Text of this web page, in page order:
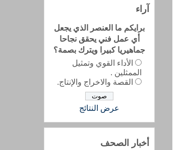
آراء
برايكم ما العنصر الذي يجعل
أي عمل فني يحقق نجاحا
جماهيريا كبيرا ويترك بصمة؟
الأداء القوي وتمثيل
الممثلين .
القصة والاخراج والإنتاج.
عرض النتائج
أخبار الصحف